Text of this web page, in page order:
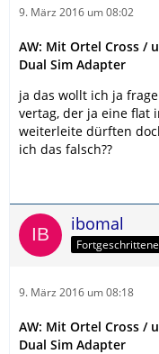
9. März 2016 um 08:02
AW: Mit Ortel Cross /
Dual Sim Adapter
ja das wollt ich ja
vertag, der ja eine flat
weiterleite dürften
ich das falsch??
ibomal
9. März 2016 um 08:18
AW: Mit Ortel Cross /
Dual Sim Adapter